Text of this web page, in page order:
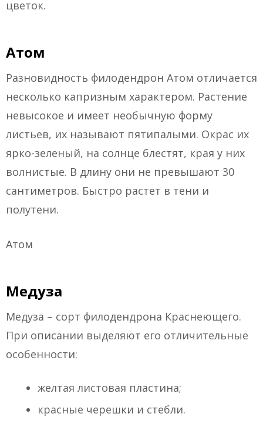
цветок.
Атом
Разновидность филодендрон Атом отличается
несколько капризным характером. Растение
невысокое и имеет необычную форму
листьев, их называют пятипалыми. Окрас их
ярко-зеленый, на солнце блестят, края у них
волнистые. В длину они не превышают 30
сантиметров. Быстро растет в тени и
полутени.
Атом
Медуза
Медуза – сорт филодендрона Краснеющего.
При описании выделяют его отличительные
особенности:
желтая листовая пластина;
красные черешки и стебли.